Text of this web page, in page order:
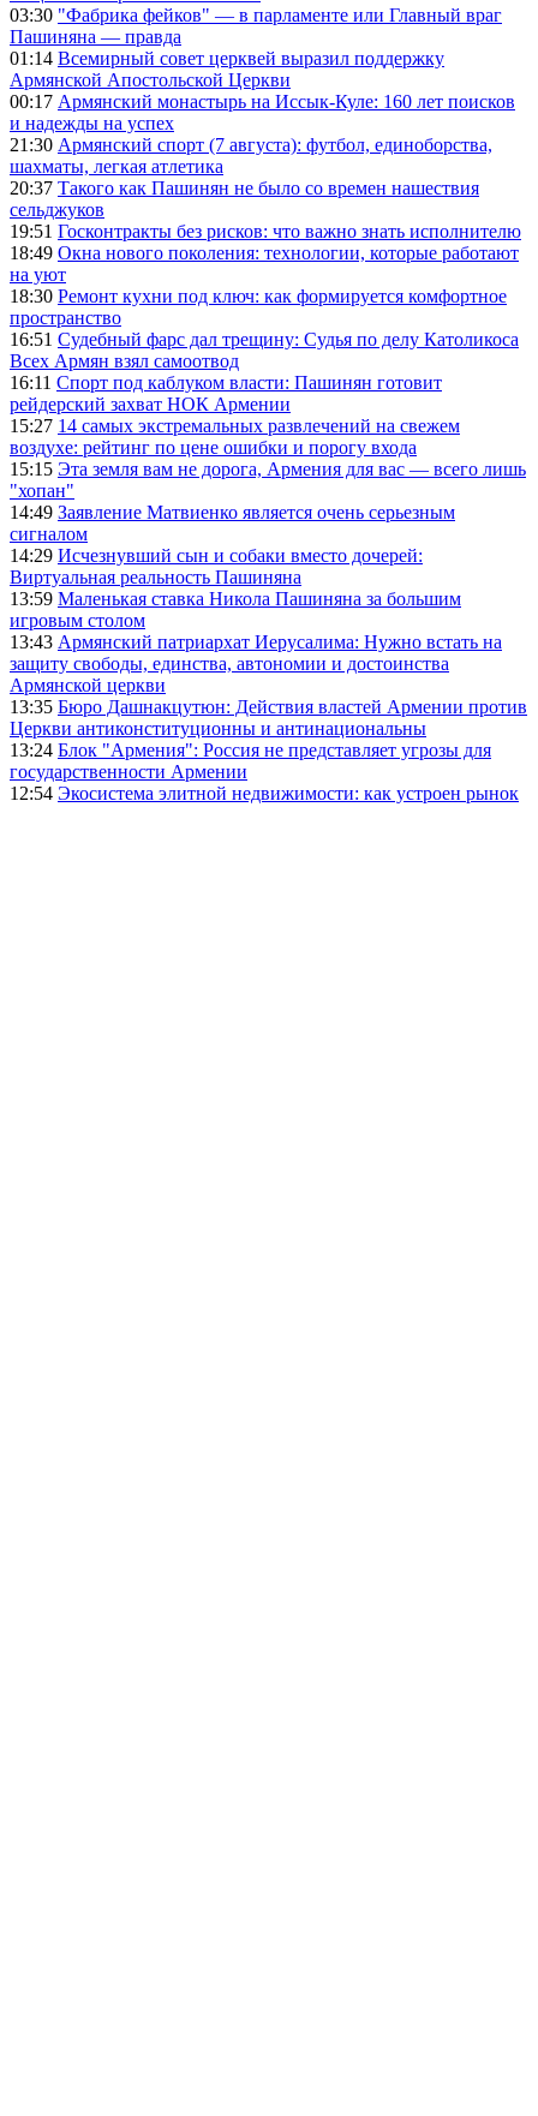
03:30 "Фабрика фейков" — в парламенте или Главный враг
Пашиняна — правда
01:14 Всемирный совет церквей выразил поддержку
Армянской Апостольской Церкви
00:17 Армянский монастырь на Иссык-Куле: 160 лет поисков
и надежды на успех
21:30 Армянский спорт (7 августа): футбол, единоборства,
шахматы, легкая атлетика
20:37 Такого как Пашинян не было со времен нашествия
сельджуков
19:51 Госконтракты без рисков: что важно знать исполнителю
18:49 Окна нового поколения: технологии, которые работают
на уют
18:30 Ремонт кухни под ключ: как формируется комфортное
пространство
16:51 Судебный фарс дал трещину: Судья по делу Католикоса
Всех Армян взял самоотвод
16:11 Спорт под каблуком власти: Пашинян готовит
рейдерский захват НОК Армении
15:27 14 самых экстремальных развлечений на свежем
воздухе: рейтинг по цене ошибки и порогу входа
15:15 Эта земля вам не дорога, Армения для вас — всего лишь
"хопан"
14:49 Заявление Матвиенко является очень серьезным
сигналом
14:29 Исчезнувший сын и собаки вместо дочерей:
Виртуальная реальность Пашиняна
13:59 Маленькая ставка Никола Пашиняна за большим
игровым столом
13:43 Армянский патриархат Иерусалима: Нужно встать на
защиту свободы, единства, автономии и достоинства
Армянской церкви
13:35 Бюро Дашнакцутюн: Действия властей Армении против
Церкви антиконституционны и антинациональны
13:24 Блок "Армения": Россия не представляет угрозы для
государственности Армении
12:54 Экосистема элитной недвижимости: как устроен рынок